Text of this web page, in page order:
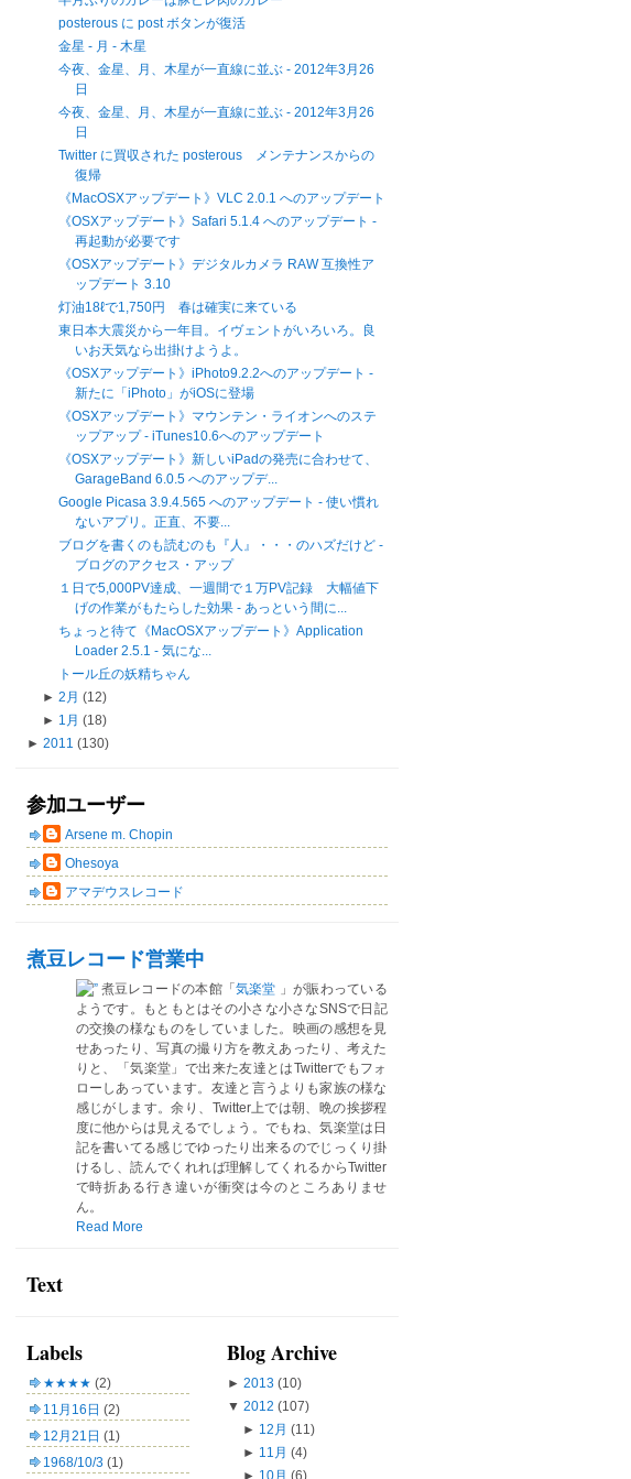
posterous に post ボタンが復活
金星 - 月 - 木星
今夜、金星、月、木星が一直線に並ぶ - 2012年3月26
日
今夜、金星、月、木星が一直線に並ぶ - 2012年3月26
日
Twitter に買収された posterous メンテナンスからの
復帰
《MacOSXアップデート》VLC 2.0.1 へのアップデート
《OSXアップデート》Safari 5.1.4 へのアップデート -
再起動が必要です
《OSXアップデート》デジタルカメラ RAW 互換性ア
ップデート 3.10
灯油18ℓで1,750円 春は確実に来ている
東日本大震災から一年目。イヴェントがいろいろ。良
いお天気なら出掛けようよ。
《OSXアップデート》iPhoto9.2.2へのアップデート -
新たに「iPhoto」がiOSに登場
《OSXアップデート》マウンテン・ライオンへのステ
ップアップ - iTunes10.6へのアップデート
《OSXアップデート》新しいiPadの発売に合わせて、
GarageBand 6.0.5 へのアップデ...
Google Picasa 3.9.4.565 へのアップデート - 使い慣れ
ないアプリ。正直、不要...
ブログを書くのも読むのも『人』・・・のハズだけど -
ブログのアクセス・アップ
１日で5,000PV達成、一週間で１万PV記録 大幅値下
げの作業がもたらした効果 - あっという間に...
ちょっと待て《MacOSXアップデート》Application
Loader 2.5.1 - 気にな...
トール丘の妖精ちゃん
► 2月 (12)
► 1月 (18)
► 2011 (130)
参加ユーザー
Arsene m. Chopin
Ohesoya
アマデウスレコード
煮豆レコード営業中
煮豆レコードの本館「 気楽堂 」が賑わっている
ようです。もともとはその小さな小さなSNSで日記
の交換の様なものをしていました。映画の感想を見
せあったり、写真の撮り方を教えあったり、考えた
りと、「気楽堂」で出来た友達とはTwitterでもフォ
ローしあっています。友達と言うよりも家族の様な
感じがします。余り、Twitter上では朝、晩の挨拶程
度に他からは見えるでしょう。でもね、気楽堂は日
記を書いてる感じでゆったり出来るのでじっくり掛
けるし、読んでくれれば理解してくれるからTwitter
で時折ある行き違いが衝突は今のところありませ
ん。
Read More
Text
Labels
★★★★ (2)
11月16日 (2)
12月21日 (1)
1968/10/3 (1)
Blog Archive
► 2013 (10)
▼ 2012 (107)
► 12月 (11)
► 11月 (4)
► 10月 (6)